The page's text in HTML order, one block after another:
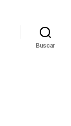
Buscar